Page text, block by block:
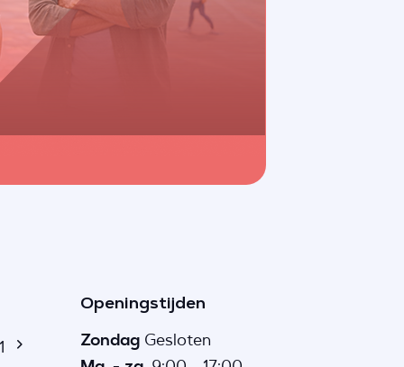
Openingstijden
Zondag Gesloten